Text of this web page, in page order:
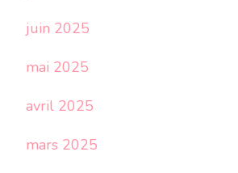
juin 2025
mai 2025
avril 2025
mars 2025